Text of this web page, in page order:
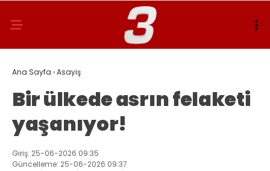
Ana Sayfa ›Asayiş
Bir ülkede asrın felaketi
yaşanıyor!
Giriş: 25-06-2026 09:35
Güncelleme: 25-06-2026 09:37